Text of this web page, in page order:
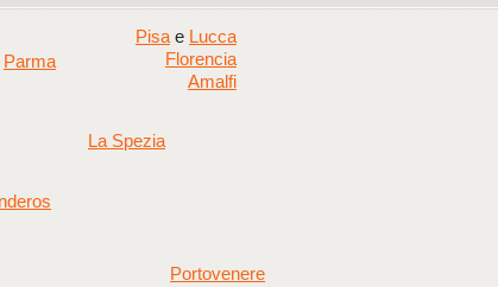
Portovenere
La Spezia
Parma
Pisa e Lucca
Florencia
Amalfi